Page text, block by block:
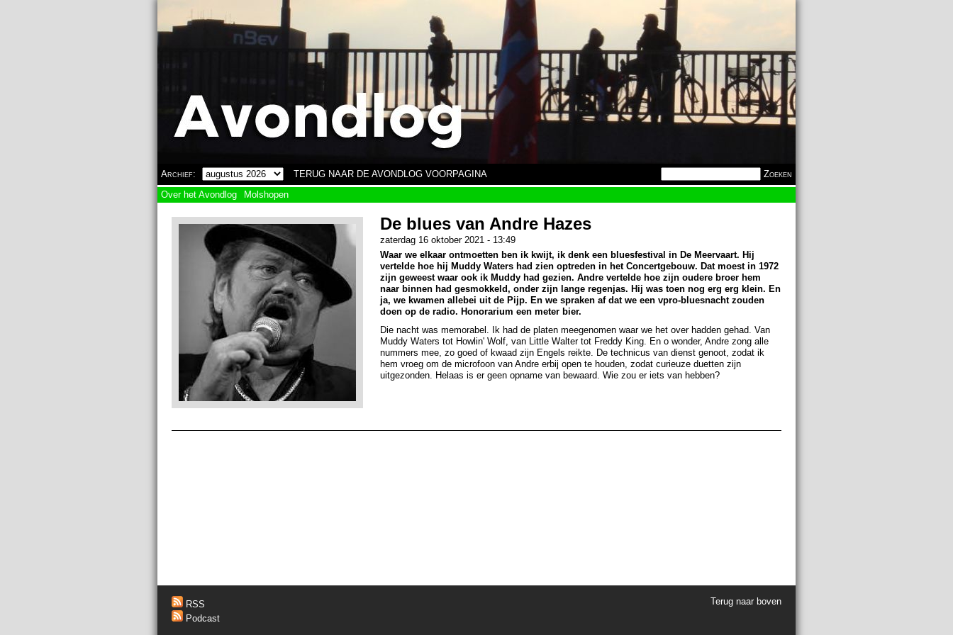
Archief: TERUG NAAR DE AVONDLOG VOORPAGINA
Over het Avondlog Molshopen
De blues van Andre Hazes
zaterdag 16 oktober 2021 - 13:49
Waar we elkaar ontmoetten ben ik kwijt, ik denk een bluesfestival in De Meervaart. Hij
vertelde hoe hij Muddy Waters had zien optreden in het Concertgebouw. Dat moest in 1972
zijn geweest waar ook ik Muddy had gezien. Andre vertelde hoe zijn oudere broer hem
naar binnen had gesmokkeld, onder zijn lange regenjas. Hij was toen nog erg erg klein. En
ja, we kwamen allebei uit de Pijp. En we spraken af dat we een vpro-bluesnacht zouden
doen op de radio. Honorarium een meter bier.
Die nacht was memorabel. Ik had de platen meegenomen waar we het over hadden gehad. Van
Muddy Waters tot Howlin' Wolf, van Little Walter tot Freddy King. En o wonder, Andre zong alle
nummers mee, zo goed of kwaad zijn Engels reikte. De technicus van dienst genoot, zodat ik
hem vroeg om de microfoon van Andre erbij open te houden, zodat curieuze duetten zijn
uitgezonden. Helaas is er geen opname van bewaard. Wie zou er iets van hebben?
RSS
Podcast
Terug naar boven